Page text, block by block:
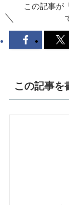
この記事が
この記事を